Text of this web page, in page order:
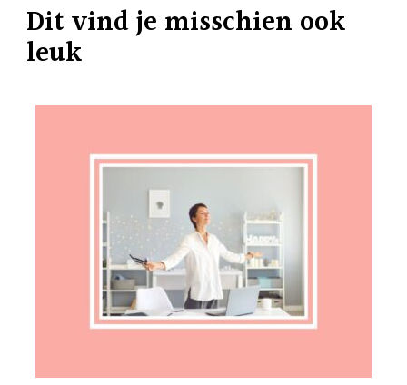
Dit vind je misschien ook
leuk